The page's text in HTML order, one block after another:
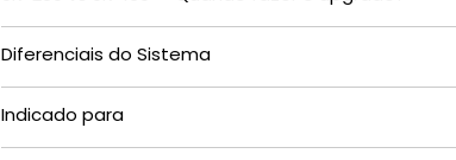
Diferenciais do Sistema
Indicado para